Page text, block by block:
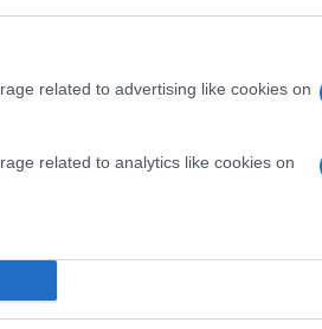
related to advertising like cookies on
related to analytics like cookies on